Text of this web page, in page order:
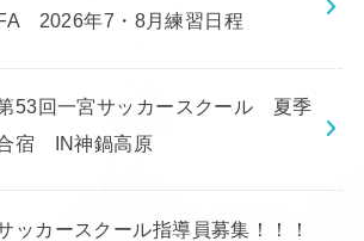
2026年7・8月練習日程
53回一宮サッカースクール 夏季
宿 IN神鍋高原
ッカースクール指導員募集！！！